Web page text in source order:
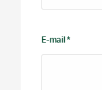
E-mail *